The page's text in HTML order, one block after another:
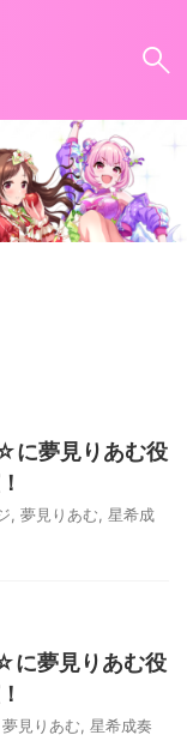
に夢見りあむ役
夢見りあむ 星希成
に夢見りあむ役
夢見りあむ 星希成奏